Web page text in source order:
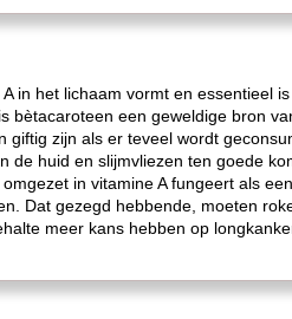
in het lichaam vormt en essentieel
bètacaroteen een geweldige bron
giftig zijn als er teveel wordt
huid en slijmvliezen ten goede
in vitamine A fungeert als
Dat gezegd hebbende, moeten
meer kans hebben op